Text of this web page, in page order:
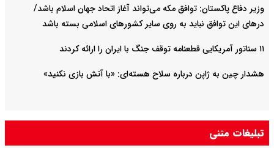
وزیر دفاع پاکستان: توافق مکه می‌تواند آغاز اتحاد جهان اسلام باشد/
درهای این توافق نباید به روی سایر کشورهای اسلامی بسته باشد
۱۱ سناتور آمریکایی قطعنامه توقف جنگ با ایران را ارائه کردند
هشدار چین به ژاپن درباره سلاح هسته‌ای: «با آتش بازی نکنید»
تبلیغات متنی